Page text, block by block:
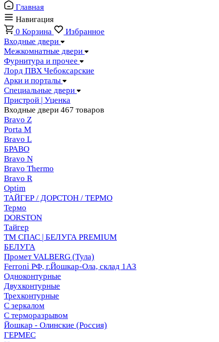
Главная
Навигация
0 Корзина
Избранное
Входные двери
Межкомнатные двери
Фурнитура и прочее
Лорд ПВХ Чебоксарские
Арки и порталы
Специальные двери
Пристрой | Уценка
Входные двери 467 товаров
Bravo Z
Porta М
Bravo L
БРАВО
Bravo N
Bravo Thermo
Bravo R
Optim
ТАЙГЕР / ДОРСТОН / ТЕРМО
Термо
DORSTON
Тайгер
ТМ СПАС | БЕЛУГА PREMIUM
БЕЛУГА
Промет VALBERG (Тула)
Ferroni РФ, г.Йошкар-Ола, склад 1АЗ
Одноконтурные
Двухконтурные
Трехконтурные
С зеркалом
С терморазрывом
Йошкар - Олинские (Россия)
ГЕРМЕС